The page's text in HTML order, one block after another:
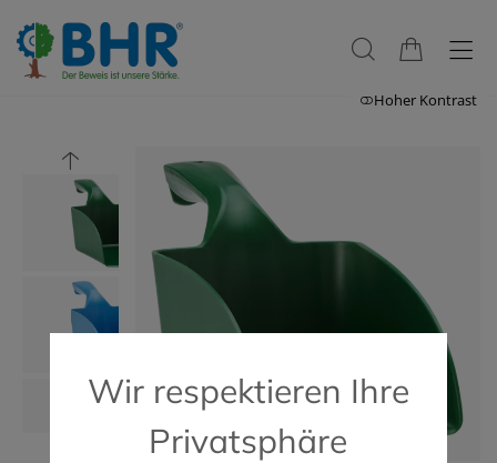
Hoher Kontrast
Wir respektieren Ihre
Privatsphäre